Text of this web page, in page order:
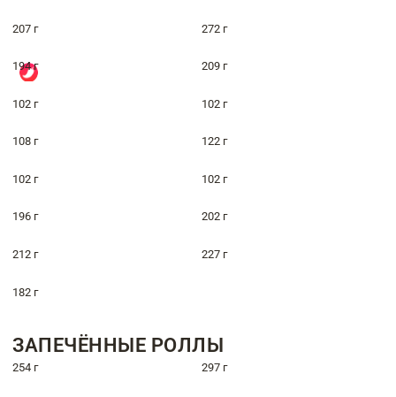
207 г 272 г
194 г 209 г
102 г 102 г
108 г 122 г
102 г 102 г
196 г 202 г
212 г 227 г
182 г
ЗАПЕЧЁННЫЕ РОЛЛЫ
254 г 297 г